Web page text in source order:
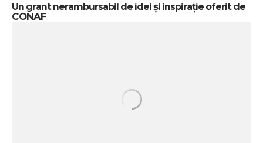
Un grant nerambursabil de idei și inspirație oferit de
CONAF